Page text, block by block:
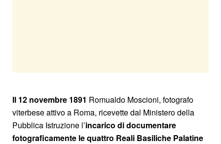
Il 12 novembre 1891 Romualdo Moscioni, fotografo
viterbese attivo a Roma, ricevette dal Ministero della
Pubblica Istruzione l’incarico di documentare
fotograficamente le quattro Reali Basiliche Palatine